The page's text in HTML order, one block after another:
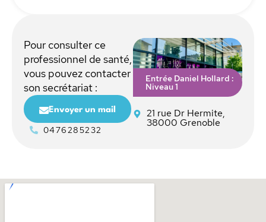
Pour consulter ce
professionnel de santé,
vous pouvez contacter
son secrétariat :
Envoyer un mail
0476285232
Entrée Daniel Hollard :
Niveau 1
21 rue Dr Hermite,
38000 Grenoble